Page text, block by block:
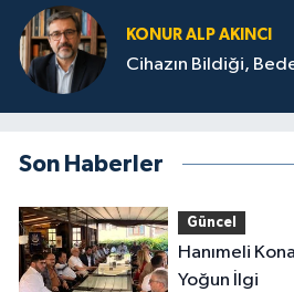
KONUR ALP AKINCI
Cihazın Bildiği,
Son Haberler
Güncel
Hanımeli
Yoğun İlgi